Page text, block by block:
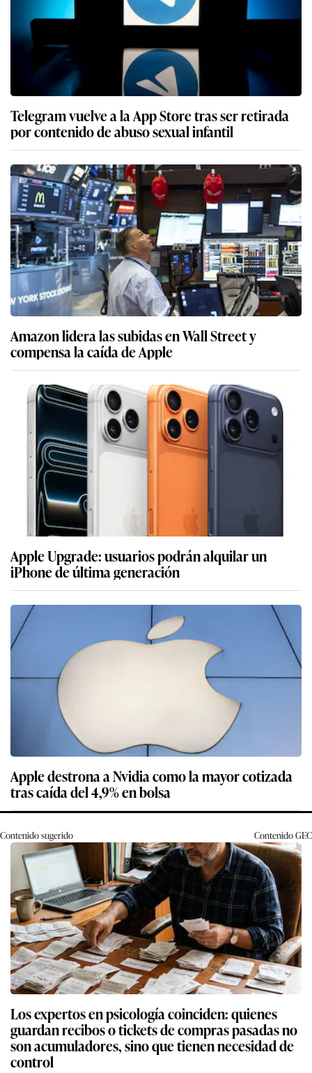
Telegram vuelve a la App Store tras ser retirada
por contenido de abuso sexual infantil
Amazon lidera las subidas en Wall Street y
compensa la caída de Apple
Apple Upgrade: usuarios podrán alquilar un
iPhone de última generación
Apple destrona a Nvidia como la mayor cotizada
tras caída del 4,9% en bolsa
Contenido sugerido ContenidoGEC
Los expertos en psicología coinciden: quienes
guardan recibos o tickets de compras pasadas no
son acumuladores, sino que tienen necesidad de
control